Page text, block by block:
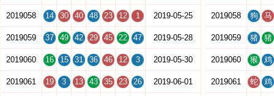
2019058 14 30 40 48 23 12 1 2019-05-25
2019059 37 49 42 29 45 22 47 2019-05-28
2019060 16 15 31 36 46 12 3 2019-05-30
2019061 19 3 13 43 35 23 26 2019-06-01
2019058 狗 马
2019059 猪 猪
2019060 猴 鸡
2019061 蛇 鸡